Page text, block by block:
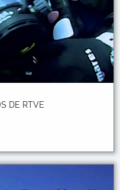
DE RTVE